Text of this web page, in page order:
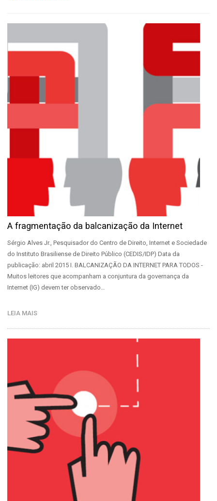
A fragmentação da balcanização da Internet
Sérgio Alves Jr., Pesquisador do Centro de Direito, Internet e Sociedade
do Instituto Brasiliense de Direito Público (CEDIS/IDP) Data da
publicação: abril 2015 I. BALCANIZAÇÃO DA INTERNET PARA TODOS -
Muitos leitores que acompanham a conjuntura da governança da
Internet (IG) devem ter observado…
LEIA MAIS